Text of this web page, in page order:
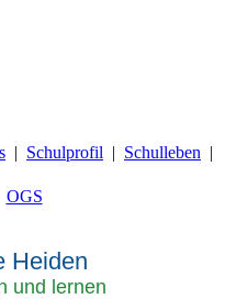
Schulprofil Schulleben
OGS
Heiden
und lernen